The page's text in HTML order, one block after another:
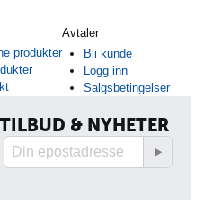
produkter
Avtaler
Bli kunde
Logg inn
Salgsbetingelser
TILBUD & NYHETER